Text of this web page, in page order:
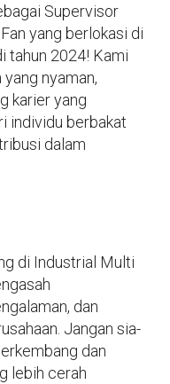
Supervisor
yang berlokasi di
tahun 2024! Kami
nyaman,
karier yang
individu berbakat
dalam
di Industrial Multi
dan
Jangan sia-
dan
lebih cerah